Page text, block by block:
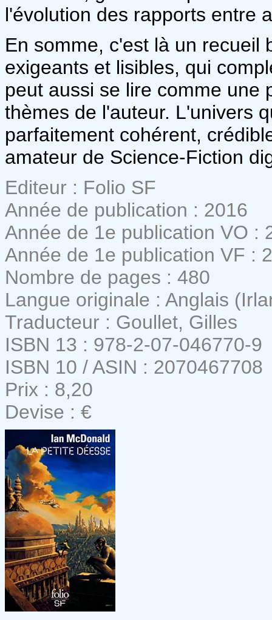
l'évolution des rapports entre
En somme, c'est là un recueil
exigeants et lisibles, qui
peut aussi se lire comme une
thèmes de l'auteur. L'univers
parfaitement cohérent,
amateur de Science-Fiction
Editeur : Folio SF
Année de publication : 2016
Année de 1e publication VO :
Année de 1e publication VF :
Nombre de pages : 480
Langue originale : Anglais
Traducteur : Goullet, Gilles
ISBN 13 : 978-2-07-046770-9
ISBN 10 / ASIN : 2070467708
Prix : 8,20
Devise : €